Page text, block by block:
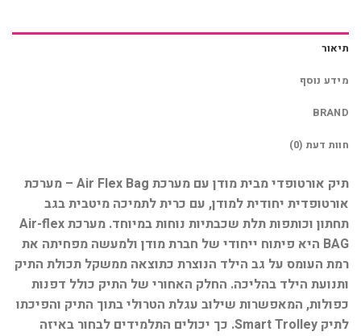
תיאור
מידע נוסף
BRAND
חוות דעת (0)
תיק אורטופדי מבית מודן עם מערכת Air Flex Bag – מערכת
אורטופדית יחודית למודן, עם כרית לתמיכה מיטבית בגב
תחתון וכותפות תלת שכבתיות נוחות במיוחד. מערכת Air-flex
BAG היא פיתוח ייחודי של חברת מודן ולמעשה מפחיתה את
רמת העומס על גב הילד הנוצרת כתוצאה ממשקל תכולת התיק
ותנועת הילד בהליכה. החלק האחורי של התיק כולל דפנות
כפולות, המאפשרות שילוב עגלת הטרולי בתוך התיק והפיכתו
לתיק Smart Trolley. כך יכולים התלמידים לבחור באיזה